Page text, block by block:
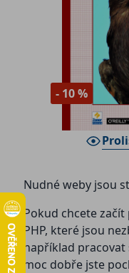
- 10 %
Nudné weby jsou
Pokud chcete
PHP, které jsou
například
moc dobře jste